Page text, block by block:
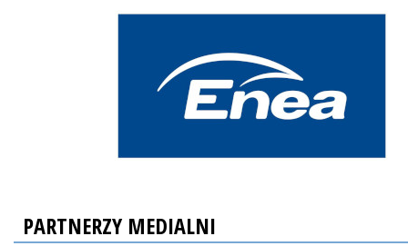
PARTNERZY MEDIALNI